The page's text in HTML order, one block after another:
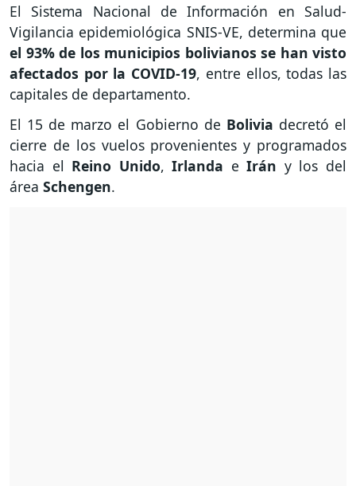
El Sistema Nacional de Información en Salud-
Vigilancia epidemiológica SNIS-VE, determina que
el 93% de los municipios bolivianos se han visto
afectados por la COVID-19, entre ellos, todas las
capitales de departamento.
El 15 de marzo el Gobierno de Bolivia decretó el
cierre de los vuelos provenientes y programados
hacia el Reino Unido,Irlanda eIrán y los del
área Schengen.